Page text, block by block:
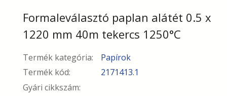
Formaleválasztó paplan alátét 0.5 x
1220 mm 40m tekercs 1250°C
Termék kategória:
Papírok
Termék kód:
2171413.1
Gyári cikkszám: